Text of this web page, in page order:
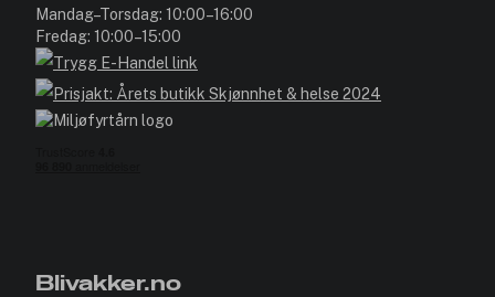
Mandag–Torsdag: 10:00–16:00
Fredag: 10:00–15:00
Blivakker.no